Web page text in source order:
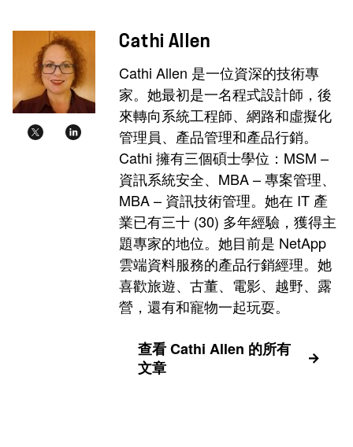
Cathi Allen
Cathi Allen 是一位資深的技術專
家。她最初是一名程式設計師，後
來轉向系統工程師、網路和虛擬化
管理員、產品管理和產品行銷。
Cathi 擁有三個碩士學位：MSM –
資訊系統安全、MBA – 專案管理、
MBA – 資訊技術管理。她在 IT 產
業已有三十 (30) 多年經驗，獲得主
題專家的地位。她目前是 NetApp
雲端資料服務的產品行銷經理。她
喜歡旅遊、古董、電影、越野、露
營，還有和寵物一起玩耍。
查看 Cathi Allen 的所有
文章